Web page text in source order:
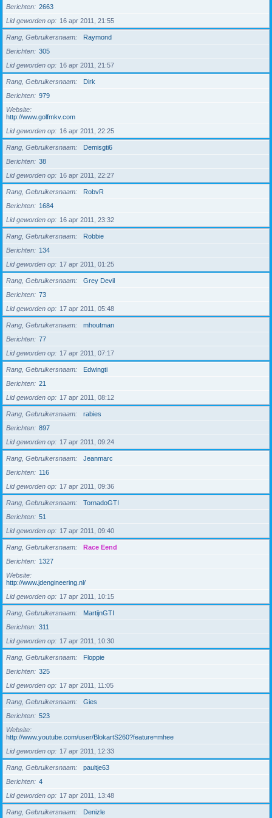
Berichten
2663
Lid geworden op
16 apr 2011, 21:55
Rang, Gebruikersnaam
Raymond
Berichten
305
Lid geworden op
16 apr 2011, 21:57
Rang, Gebruikersnaam
Dirk
Berichten
979
Website
http://www.golfmkv.com
Lid geworden op
16 apr 2011, 22:25
Rang, Gebruikersnaam
Demisgti6
Berichten
38
Lid geworden op
16 apr 2011, 22:27
Rang, Gebruikersnaam
RobvR
Berichten
1684
Lid geworden op
16 apr 2011, 23:32
Rang, Gebruikersnaam
Robbie
Berichten
134
Lid geworden op
17 apr 2011, 01:25
Rang, Gebruikersnaam
Grey Devil
Berichten
73
Lid geworden op
17 apr 2011, 05:48
Rang, Gebruikersnaam
mhoutman
Berichten
77
Lid geworden op
17 apr 2011, 07:17
Rang, Gebruikersnaam
Edwingti
Berichten
21
Lid geworden op
17 apr 2011, 08:12
Rang, Gebruikersnaam
rabies
Berichten
897
Lid geworden op
17 apr 2011, 09:24
Rang, Gebruikersnaam
Jeanmarc
Berichten
116
Lid geworden op
17 apr 2011, 09:36
Rang, Gebruikersnaam
TornadoGTI
Berichten
51
Lid geworden op
17 apr 2011, 09:40
Rang, Gebruikersnaam
Race Eend
Berichten
1327
Website
http://www.jdengineering.nl/
Lid geworden op
17 apr 2011, 10:15
Rang, Gebruikersnaam
MartijnGTI
Berichten
311
Lid geworden op
17 apr 2011, 10:30
Rang, Gebruikersnaam
Floppie
Berichten
325
Lid geworden op
17 apr 2011, 11:05
Rang, Gebruikersnaam
Gies
Berichten
523
Website
http://www.youtube.com/user/BlokartS260?feature=mhee
Lid geworden op
17 apr 2011, 12:33
Rang, Gebruikersnaam
paultje63
Berichten
4
Lid geworden op
17 apr 2011, 13:48
Rang, Gebruikersnaam Denizle